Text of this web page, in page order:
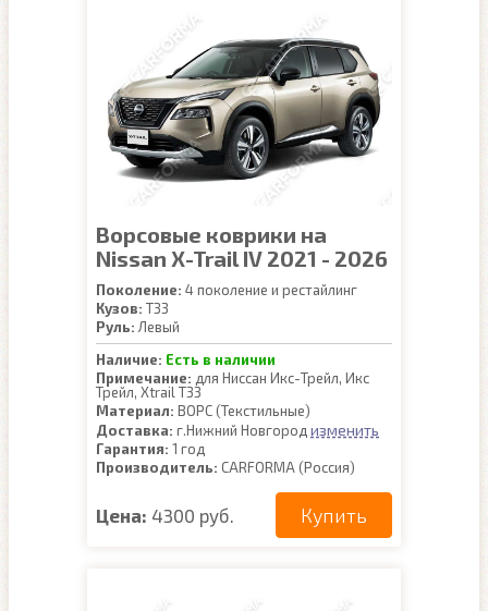
Ворсовые коврики на
Nissan X-Trail IV 2021 - 2026
Поколение: 4 поколение и рестайлинг
Кузов: T33
Руль: Левый
Наличие: Есть в наличии
Примечание: для Ниссан Икс-Трейл, Икс
Трейл, Xtrail Т33
Материал: ВОРС (Текстильные)
Доставка: г.Нижний Новгород изменить
Гарантия: 1 год
Производитель: CARFORMA (Россия)
Цена: 4300 руб. Купить